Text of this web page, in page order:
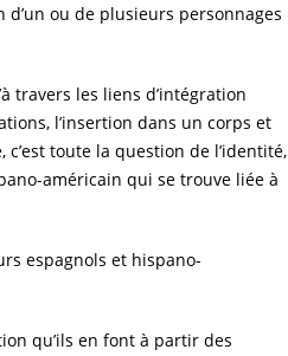
ou de plusieurs personnages
travers les liens d’intégration
l’insertion dans un corps et
toute la question de l’identité,
américain qui se trouve liée à
espagnols et hispano-
qu’ils en font à partir des